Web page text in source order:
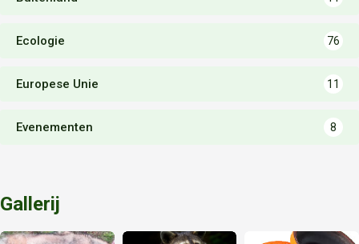
Ecologie 76
Europese Unie 11
Evenementen 8
Gallerij